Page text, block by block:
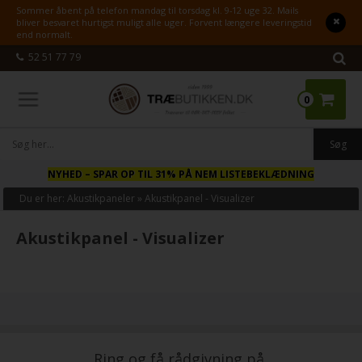
Sommer åbent på telefon mandag til torsdag kl. 9-12 uge 32. Mails
bliver besvaret hurtigst muligt alle uger. Forvent længere leveringstid
end normalt.
52 51 77 79
0
NYHED – SPAR OP TIL 31% PÅ NEM LISTEBEKLÆDNING
Du er her:Akustikpaneler »Akustikpanel - Visualizer
Akustikpanel - Visualizer